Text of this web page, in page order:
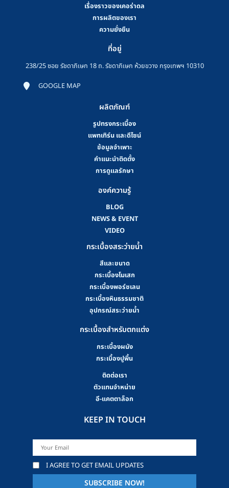
เรื่องราวของเคอร่าดล
การผลิตของเรา
ความยั่งยืน
ที่อยู่
238/25 ซอย รัชดาภิเษก 18 ถ. รัชดาภิเษก ห้วยขวาง กรุงเทพฯ 10310
GOOGLE MAP
ผลิตภัณฑ์
รูปทรงกระเบื้อง
แพทเทิร์น และดีไซน์
ข้อมูลจำเพาะ
คําแนะนําติดตั้ง
การดูแลรักษา
องค์ความรู้
BLOG
NEWS & EVENT
VIDEO
กระเบื้องสระว่ายน้ำ
สีและขนาด
กระเบื้องโมเสก
กระเบื้องพอร์ซเลน
กระเบื้องหินธรรมชาติ
อุปกรณ์สระว่ายน้ำ
กระเบื้องสำหรับตกแต่ง
กระเบื้องผนัง
กระเบื้องปูพื้น
ติดต่อเรา
ตัวแทนจำหน่าย
อี-แคตตาล็อก
KEEP IN TOUCH
I AGREE TO GET EMAIL UPDATES